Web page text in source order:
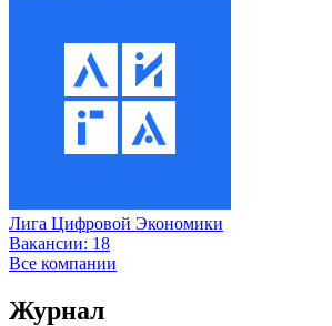
Лига Цифровой Экономики
Вакансии: 18
Все компании
Журнал